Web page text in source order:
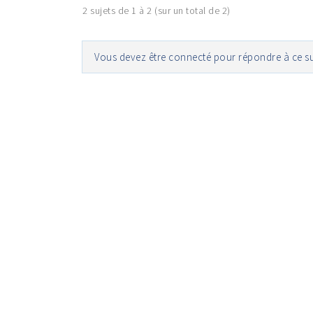
2 sujets de 1 à 2 (sur un total de 2)
Vous devez être connecté pour répondre à ce